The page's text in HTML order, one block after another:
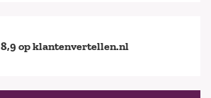
8,9 op klantenvertellen.nl